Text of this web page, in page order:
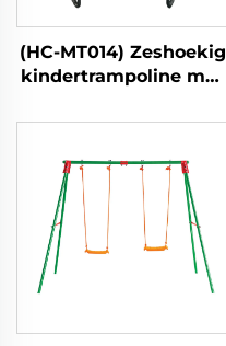
(HC-MT014) Zeshoekig
kindertrampoline met